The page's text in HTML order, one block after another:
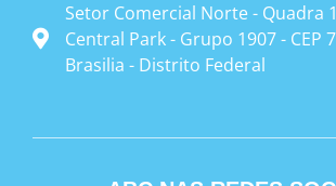
Setor Comercial Norte - Quadra
Central Park - Grupo 1907 - CEP
Brasilia - Distrito Federal